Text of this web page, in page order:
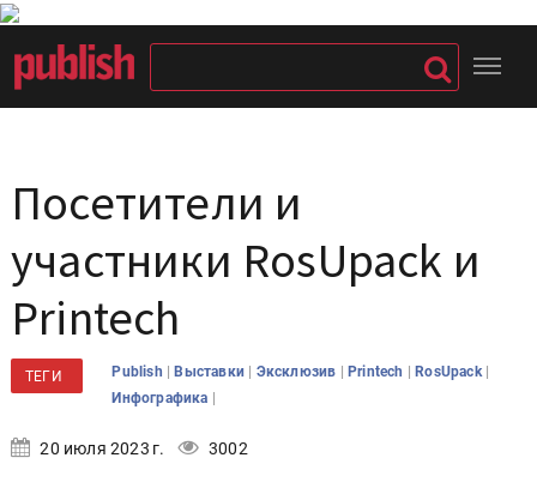
Посетители и
участники RosUpack и
Printech
ТЕГИ Publish |Выставки | Эксклюзив |Printech |RosUpack |
Инфографика |
20 июля 2023 г. 3002